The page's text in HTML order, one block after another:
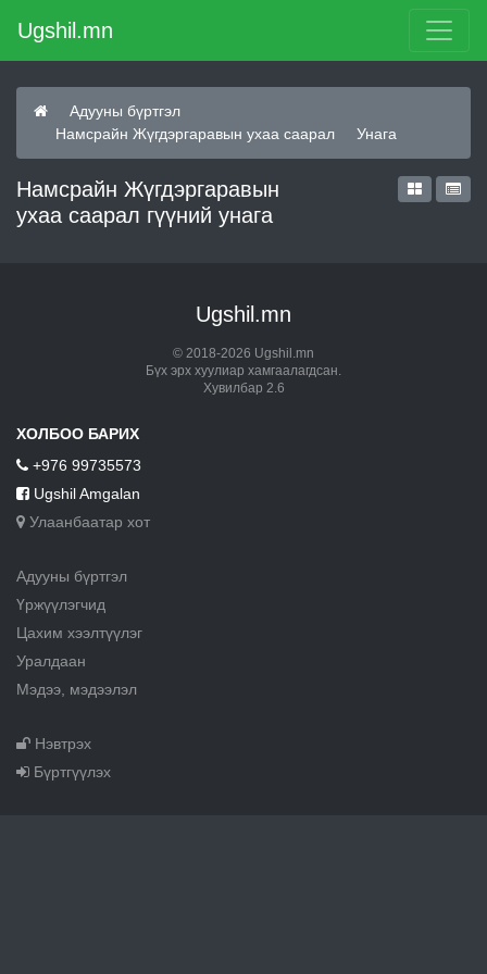
Ugshil.mn
Адууны бүртгэл
Намсрайн Жүгдэргаравын ухаа саарал
Унага
Намсрайн Жүгдэргаравын
ухаа саарал гүүний унага
Ugshil.mn
© 2018-2026 Ugshil.mn
Бүх эрх хуулиар хамгаалагдсан.
Хувилбар 2.6
ХОЛБОО БАРИХ
+976 99735573
Ugshil Amgalan
Улаанбаатар хот
Адууны бүртгэл
Үржүүлэгчид
Цахим хээлтүүлэг
Уралдаан
Мэдээ, мэдээлэл
Нэвтрэх
Бүртгүүлэх